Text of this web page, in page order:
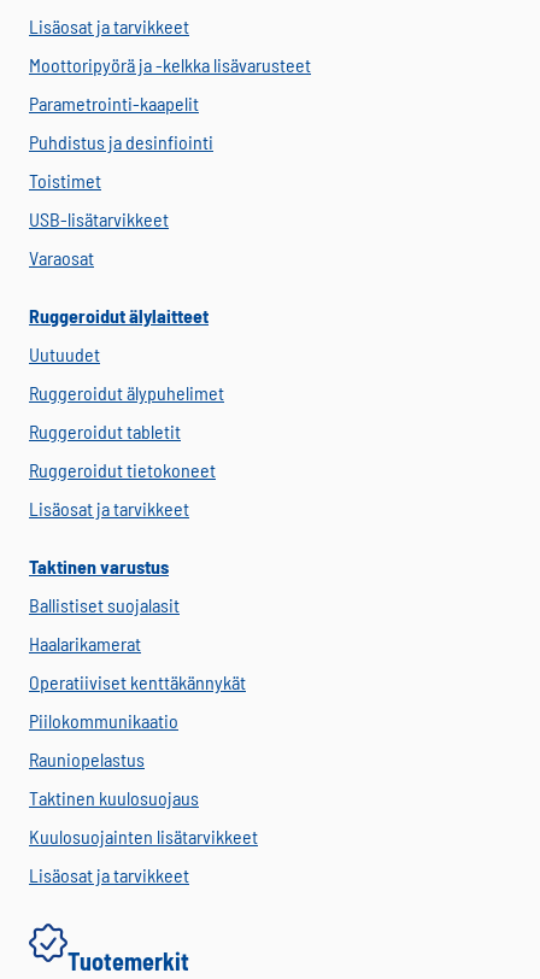
Lisäosat ja tarvikkeet
Moottoripyörä ja -kelkka lisävarusteet
Parametrointi-kaapelit
Puhdistus ja desinfiointi
Toistimet
USB-lisätarvikkeet
Varaosat
Ruggeroidut älylaitteet
Uutuudet
Ruggeroidut älypuhelimet
Ruggeroidut tabletit
Ruggeroidut tietokoneet
Lisäosat ja tarvikkeet
Taktinen varustus
Ballistiset suojalasit
Haalarikamerat
Operatiiviset kenttäkännykät
Piilokommunikaatio
Rauniopelastus
Taktinen kuulosuojaus
Kuulosuojainten lisätarvikkeet
Lisäosat ja tarvikkeet
Tuotemerkit